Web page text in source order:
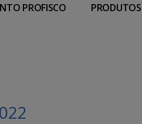
PROFISCO